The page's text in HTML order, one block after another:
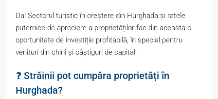
Da! Sectorul turistic în creștere din Hurghada și ratele
puternice de apreciere a proprietăților fac din aceasta o
oportunitate de investiție profitabilă, în special pentru
venituri din chirii și câștiguri de capital.
❓ Străinii pot cumpăra proprietăți în
Hurghada?